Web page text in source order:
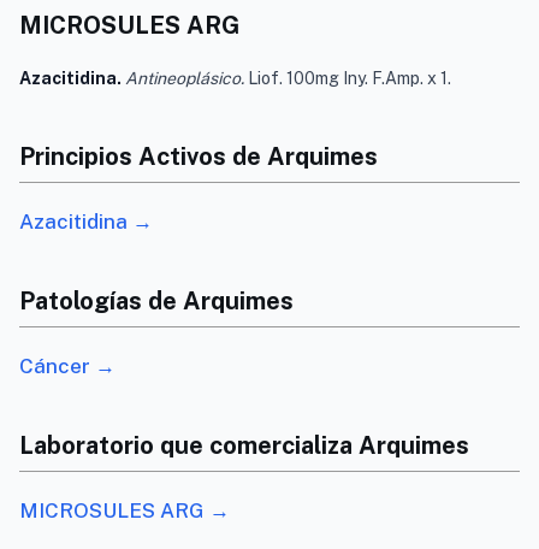
MICROSULES ARG
Azacitidina. Antineoplásico. Liof. 100mg Iny. F.Amp. x 1.
Principios Activos de Arquimes
Azacitidina →
Patologías de Arquimes
Cáncer →
Laboratorio que comercializa Arquimes
MICROSULES ARG →